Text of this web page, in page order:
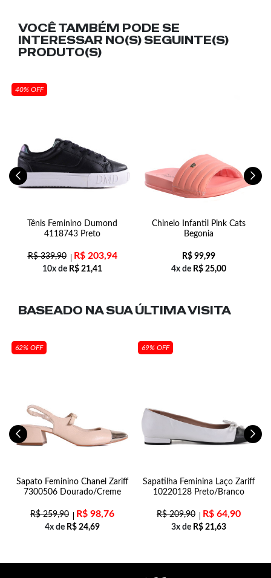
VOCÊ TAMBÉM PODE SE
INTERESSAR NO(S) SEGUINTE(S)
PRODUTO(S)
40% OFF
Tênis Feminino Dumond
4118743 Preto
R$339,90 R$203,94
10x de R$ 21,41
Chinelo Infantil Pink Cats
Begonia
R$ 99,99
4x de R$ 25,00
BASEADO NA SUAÚLTIMA VISITA
62% OFF
Sapato Feminino Chanel Zariff
7300506 Dourado/Creme
R$259,90 R$ 98,76
4x de R$ 24,69
69% OFF
Sapatilha Feminina Laço Zariff
10220128 Preto/Branco
R$209,90 R$ 64,90
3x de R$ 21,63